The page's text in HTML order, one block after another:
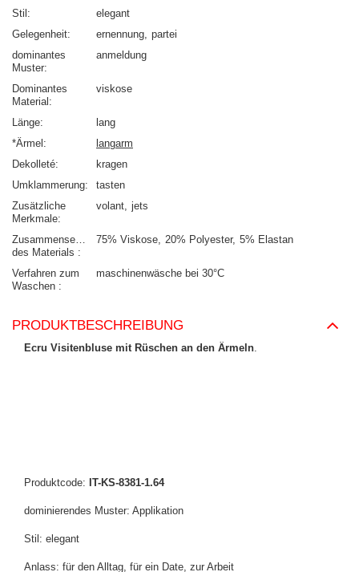
Stil
elegant
Gelegenheit
ernennung partei
dominantes
Muster
anmeldung
Dominantes
Material
viskose
Länge
lang
*Ärmel
langarm
Dekolleté
kragen
Umklammerung
tasten
Zusätzliche
Merkmale
volant jets
Zusammensetzung
des Materials
75% Viskose 20% Polyester 5% Elastan
Verfahren zum
Waschen
maschinenwäsche bei 30°C
PRODUKTBESCHREIBUNG
Ecru Visitenbluse mit Rüschen an den Ärmeln.
Produktcode: IT-KS-8381-1.64
dominierendes Muster: Applikation
Stil: elegant
Anlass: für den Alltag, für ein Date, zur Arbeit